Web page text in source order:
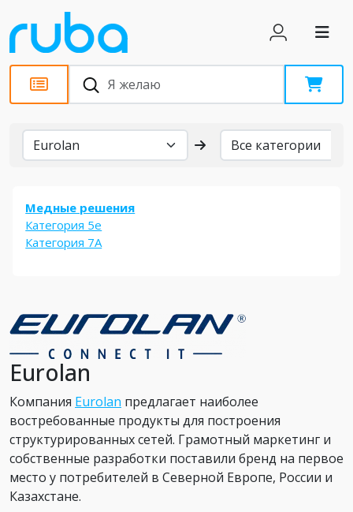
Бренды
Медные решения
Категория 5е
Категория 7А
Eurolan
Компания Eurolan предлагает наиболее
востребованные продукты для построения
структурированных сетей. Грамотный маркетинг и
собственные разработки поставили бренд на первое
место у потребителей в Северной Европе, России и
Казахстане.